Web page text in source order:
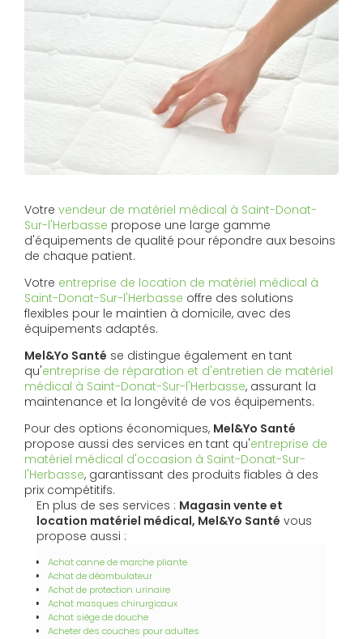
Votre vendeur de matériel médical à Saint-Donat-
Sur-l'Herbasse propose une large gamme
d'équipements de qualité pour répondre aux besoins
de chaque patient.
Votre entreprise de location de matériel médical à
Saint-Donat-Sur-l'Herbasse offre des solutions
flexibles pour le maintien à domicile, avec des
équipements adaptés.
Mel&Yo Santé se distingue également en tant
qu'entreprise de réparation et d'entretien de matériel
médical à Saint-Donat-Sur-l'Herbasse, assurant la
maintenance et la longévité de vos équipements.
Pour des options économiques, Mel&Yo Santé
propose aussi des services en tant qu'entreprise de
matériel médical d'occasion à Saint-Donat-Sur-
l'Herbasse, garantissant des produits fiables à des
prix compétitifs.
En plus de ses services : Magasin vente et
location matériel médical, Mel&Yo Santé vous
propose aussi :
Achat canne de marche pliante
Achat de déambulateur
Achat de protection urinaire
Achat masques chirurgicaux
Achat siège de douche
Acheter des couches pour adultes